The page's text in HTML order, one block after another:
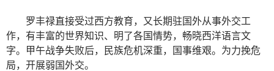
罗丰禄直接受过西方教育，又长期驻国外从事外交工
作，有丰富的世界知识、明了各国情势，畅晓西洋语言文
字。甲午战争失败后，民族危机深重，国事维艰。为力挽危
局，开展弱国外交。